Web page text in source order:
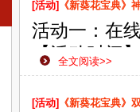
[活动] 《新葵花宝典》
活动一：在
【活动时间
【活动范围
【活动内容
全文阅读>>
[活动] 《新葵花宝典》